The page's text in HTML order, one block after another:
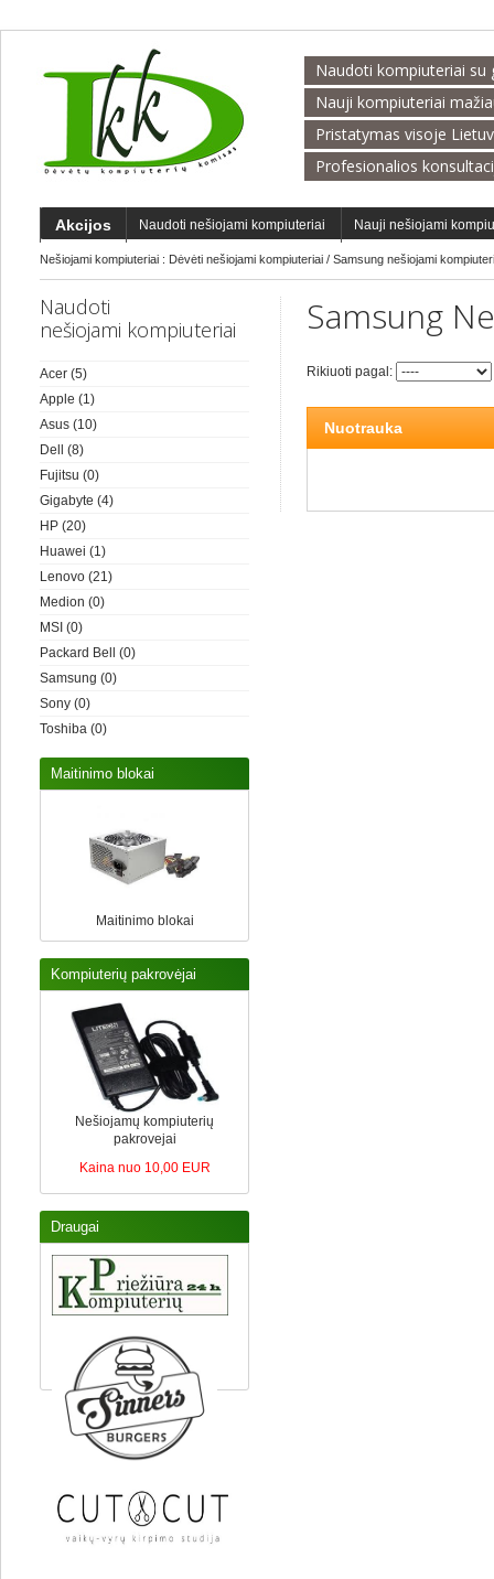
Naudoti kompiuteriai su
Nauji kompiuteriai
Pristatymas visoje
Profesionalios
Akcijos Naudoti nešiojami kompiuteriai Nauji nešiojami
Nešiojami kompiuteriai : Dėvėti nešiojami kompiuteriai / Samsung nešiojami
Naudoti
nešiojami kompiuteriai
Acer (5)
Apple (1)
Asus (10)
Dell
(8)
Fujitsu (0)
Gigabyte (4)
HP (20)
Huawei (1)
Lenovo (21)
Medion (0)
MSI (0)
Packard Bell
(0)
Samsung (0)
Sony (0)
Toshiba (0)
Maitinimo blokai
Maitinimo blokai
Kompiuterių pakrovėjai
Nešiojamų kompiuterių
pakrovejai
Kaina nuo 10,00 EUR
Draugai
Samsung
Rikiuoti pagal:
Nuotrauka